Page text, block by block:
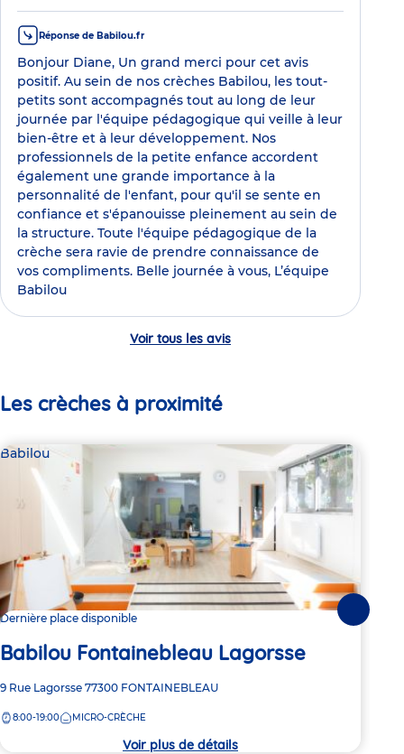
Réponse de Babilou.fr
Bonjour Diane, Un grand merci pour cet avis
positif. Au sein de nos crèches Babilou, les tout-
petits sont accompagnés tout au long de leur
journée par l'équipe pédagogique qui veille à leur
bien-être et à leur développement. Nos
professionnels de la petite enfance accordent
également une grande importance à la
personnalité de l'enfant, pour qu'il se sente en
confiance et s'épanouisse pleinement au sein de
la structure. Toute l'équipe pédagogique de la
crèche sera ravie de prendre connaissance de
vos compliments. Belle journée à vous, L’équipe
Babilou
Voir tous les avis
Les crèches à proximité
Babilou
Dernière place disponible
Babilou Fontainebleau Lagorsse
Adresse
la
9 Rue Lagorsse 77300 FONTAINEBLEAU
8:00-19:00 MICRO-CRÈCHE
Voir plus de détails